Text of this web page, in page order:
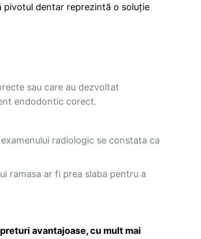
pivotul dentar reprezintă o soluție
sau care au dezvoltat
endodontic corect.
radiologic se constata ca
ramasa ar fi prea slaba pentru a
avantajoase, cu mult mai